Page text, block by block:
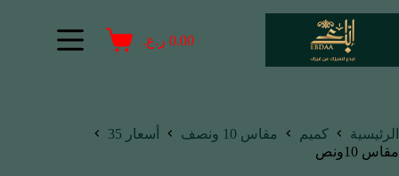
0.00 ر.ع.
الرئيسية كميم مقاس 10 ونصف
أسعار 35
مقاس 10ونص